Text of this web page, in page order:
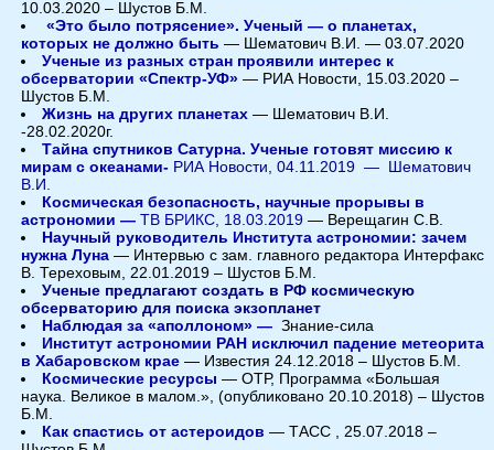
10.03.2020 – Шустов Б.М.
«Это было потрясение». Ученый — о планетах,
которых не должно быть — Шематович В.И. — 03.07.2020
Ученые из разных стран проявили интерес к
обсерватории «Спектр-УФ» — РИА Новости, 15.03.2020 –
Шустов Б.М.
Жизнь на других планетах — Шематович В.И.
-28.02.2020г.
Тайна спутников Сатурна. Ученые готовят миссию к
мирам с океанами- РИА Новости, 04.11.2019 — Шематович
В.И.
Космическая безопасность, научные прорывы в
астрономии — ТВ БРИКС, 18.03.2019 — Верещагин С.В.
Научный руководитель Института астрономии: зачем
нужна Луна — Интервью с зам. главного редактора Интерфакс
В. Тереховым, 22.01.2019 – Шустов Б.М.
Ученые предлагают создать в РФ космическую
обсерваторию для поиска экзопланет
Наблюдая за «аполлоном» — Знание-сила
Институт астрономии РАН исключил падение метеорита
в Хабаровском крае — Известия 24.12.2018 – Шустов Б.М.
Космические ресурсы — ОТР, Программа «Большая
наука. Великое в малом.», (опубликовано 20.10.2018) – Шустов
Б.М.
Как спастись от астероидов — ТАСС , 25.07.2018 –